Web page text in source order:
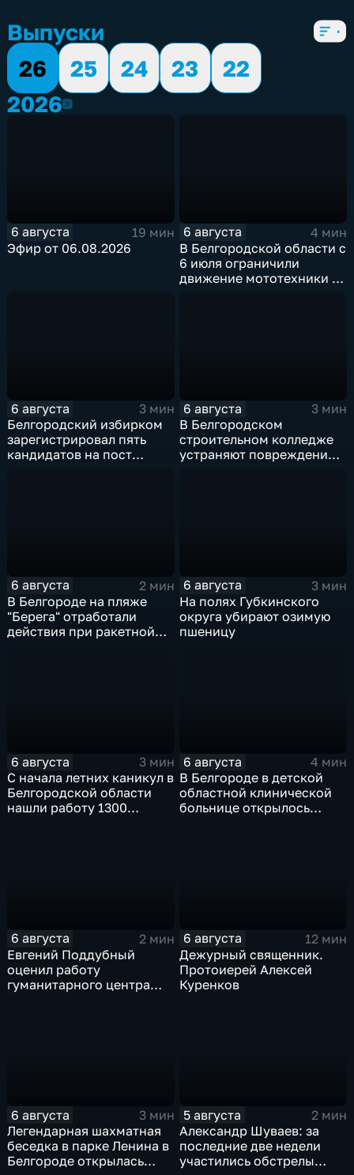
Выпуски
26
25 24 23
22
20262026
6 августа
19 мин
Эфир от 06.08.2026
6 августа
4 мин
В Белгородской области с
6 июля ограничили
движение мототехники в
6 августа
3 мин
Белгородский избирком
зарегистрировал пять
кандидатов на пост
6 августа
3 мин
В Белгородском
строительном колледже
устраняют повреждения
6 августа
2 мин
В Белгороде на пляже
"Берега" отработали
действия при ракетной
6 августа
3 мин
На полях Губкинского
округа убирают озимую
пшеницу
6 августа
3 мин
С начала летних каникул в
Белгородской области
нашли работу 1300
6 августа
4 мин
В Белгороде в детской
областной клинической
больнице открылось
6 августа
2 мин
Евгений Поддубный
оценил работу
гуманитарного центра
6 августа
12 мин
Дежурный священник.
Протоиерей Алексей
Куренков
6 августа
3 мин
Легендарная шахматная
беседка в парке Ленина в
Белгороде открылась
5 августа
2 мин
Александр Шуваев: за
последние две недели
участились обстрелы